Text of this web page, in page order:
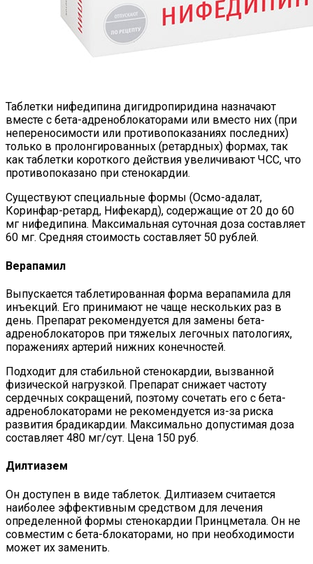
Таблетки нифедипина дигидропиридина назначают
вместе с бета-адреноблокаторами или вместо них (при
непереносимости или противопоказаниях последних)
только в пролонгированных (ретардных) формах, так
как таблетки короткого действия увеличивают ЧСС, что
противопоказано при стенокардии.
Существуют специальные формы (Осмо-адалат,
Коринфар-ретард, Нифекард), содержащие от 20 до 60
мг нифедипина. Максимальная суточная доза составляет
60 мг. Средняя стоимость составляет 50 рублей.
Верапамил
Выпускается таблетированная форма верапамила для
инъекций. Его принимают не чаще нескольких раз в
день. Препарат рекомендуется для замены бета-
адреноблокаторов при тяжелых легочных патологиях,
поражениях артерий нижних конечностей.
Подходит для стабильной стенокардии, вызванной
физической нагрузкой. Препарат снижает частоту
сердечных сокращений, поэтому сочетать его с бета-
адреноблокаторами не рекомендуется из-за риска
развития брадикардии. Максимально допустимая доза
составляет 480 мг/сут. Цена 150 руб.
Дилтиазем
Он доступен в виде таблеток. Дилтиазем считается
наиболее эффективным средством для лечения
определенной формы стенокардии Принцметала. Он не
совместим с бета-блокаторами, но при необходимости
может их заменить.